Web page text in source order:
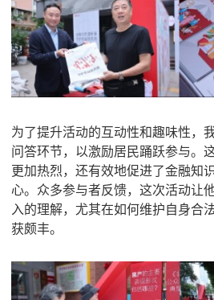
为了提升活动的互动性和趣味性，
问答环节，以激励居民踊跃参与。
更加热烈，还有效地促进了金融知
心。众多参与者反馈，这次活动让
入的理解，尤其在如何维护自身合
获颇丰。